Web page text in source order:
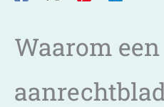
Waarom